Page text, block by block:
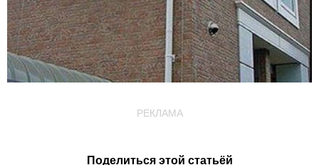
РЕКЛАМА
Поделиться этой статьёй